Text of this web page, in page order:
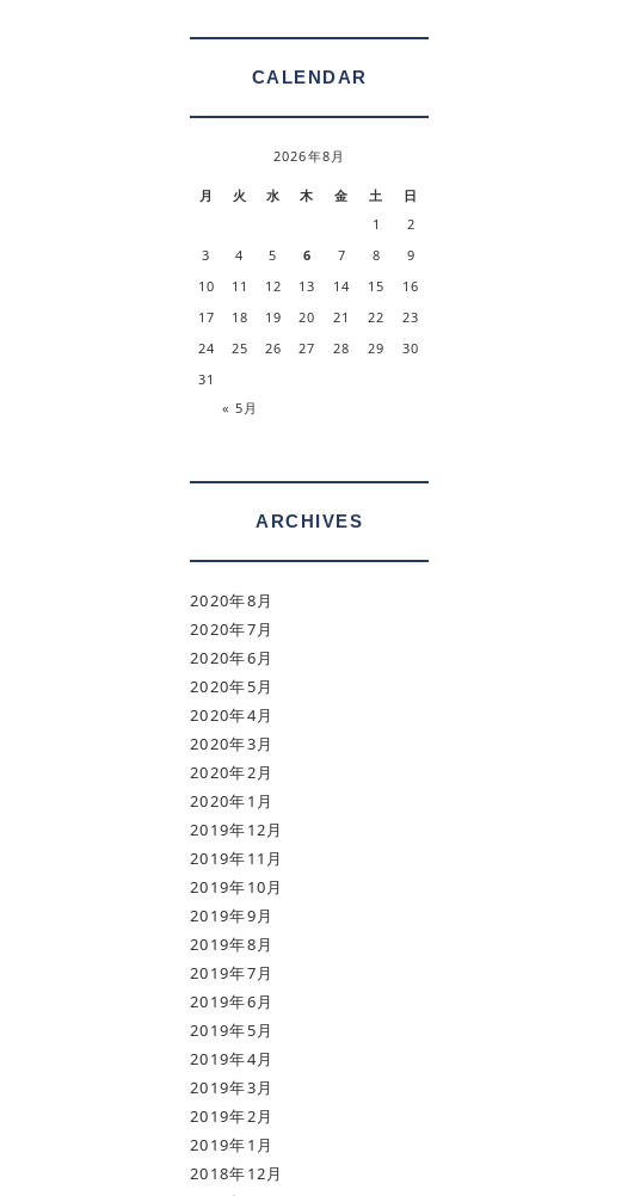
CALENDAR
2026年8月
月 火 水 木 金 土 日
« 5月
1
2
3
4 5 6 7 8
9
10
11 12 13 14 15
16
17
18 19 20 21 22
23
24
25 26 27 28 29
30
31
ARCHIVES
2020年8月
2020年7月
2020年6月
2020年5月
2020年4月
2020年3月
2020年2月
2020年1月
2019年12月
2019年11月
2019年10月
2019年9月
2019年8月
2019年7月
2019年6月
2019年5月
2019年4月
2019年3月
2019年2月
2019年1月
2018年12月